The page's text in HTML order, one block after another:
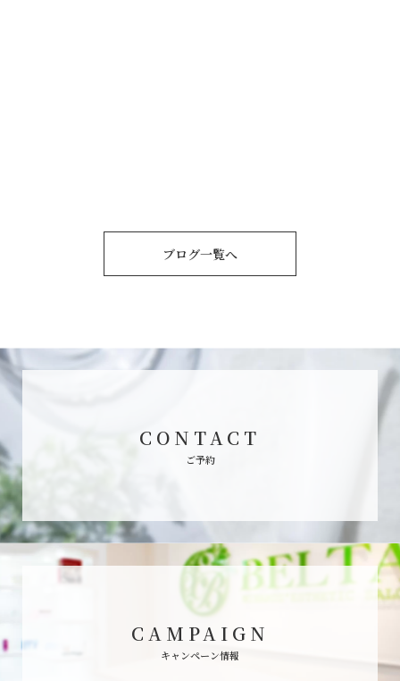
ブログ一覧へ
CONTACT
ご予約
CAMPAIGN
キャンペーン情報